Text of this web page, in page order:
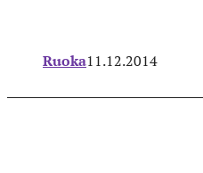
Ruoka11.12.2014